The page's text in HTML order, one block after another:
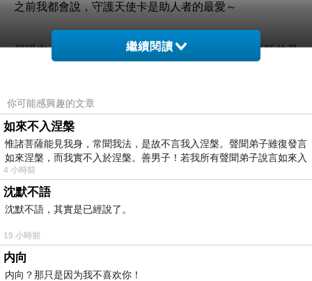
之前我都會說，守護天使卡是助人者的最愛～
但現在，我要改口了，助人工作者的最愛、輔導老師的最
很快就要再第二刷了，哈哈！
感謝各方的支持，熊熊的心靈療癒能量，透過卡片不斷地
分享出去。聽到很多人買熊讚卡回去使用、買來送人，一
套一套這樣傳遞愛的能量出去，有人買來送給朋友當禮
心好開心～～把這樣美好的「自我肯定句」，以「哇熊讚
啦！」（台語）來傳遞美好的語言能量，真的好開心
繼續閱讀
你可能感興趣的文章
如來不入涅槃
惟諸菩薩能見我身，常聞我法，是故不言我入涅槃。聲聞弟子雖復發言
如來涅槃，而我實不入於涅槃。善男子！若我所有聲聞弟子說言如來入
4 小時前
沈默不語
沈默不語，其實是已經說了。
19 小時前
内向
内向？那只是因为我不喜欢你！